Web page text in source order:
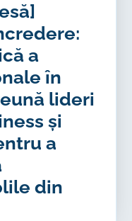
a
în
lideri
și
a
din